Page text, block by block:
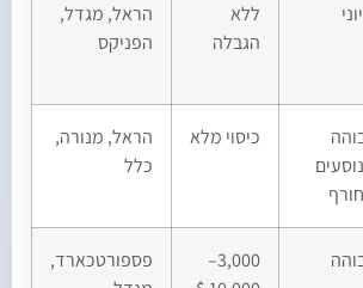
הראל, מגדל,
הפניקס
כיסוי מלא
הראל, מנורה,
3,000–
פספורטכארד,